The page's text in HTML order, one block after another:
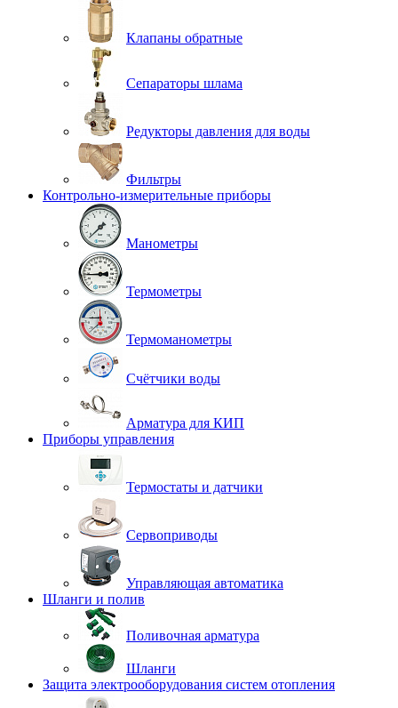
Клапаны обратные
Сепараторы шлама
Редукторы давления для воды
Фильтры
Контрольно-измерительные приборы
Манометры
Термометры
Термоманометры
Счётчики воды
Арматура для КИП
Приборы управления
Термостаты и датчики
Сервоприводы
Управляющая автоматика
Шланги и полив
Поливочная арматура
Шланги
Защита электрооборудования систем отопления